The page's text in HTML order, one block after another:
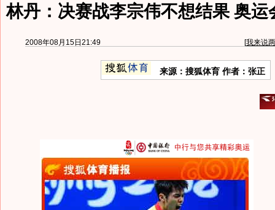
林丹：决赛战李宗伟不想结果 奥运
2008年08月15日21:49 [我来说
来源：搜狐体育 作者：张正